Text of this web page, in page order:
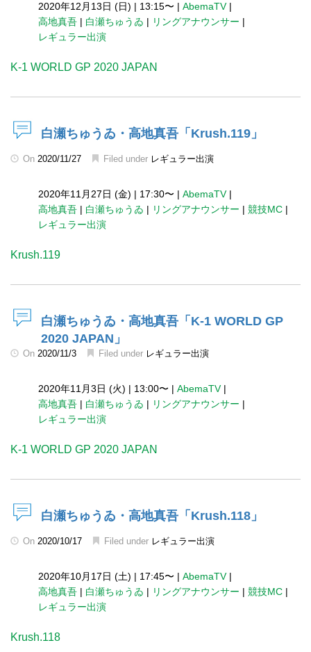
2020年12月13日 (日) | 13:15〜 | AbemaTV|
高地真吾 | 白瀬ちゅうゐ | リングアナウンサー |
レギュラー出演
K-1 WORLD GP 2020 JAPAN
白瀬ちゅうゐ・高地真吾「Krush.119」
On 2020/11/27 Filed under レギュラー出演
2020年11月27日 (金) | 17:30〜 | AbemaTV|
高地真吾 | 白瀬ちゅうゐ | リングアナウンサー | 競技MC |
レギュラー出演
Krush.119
白瀬ちゅうゐ・高地真吾「K-1 WORLD GP
2020 JAPAN」
On 2020/11/3 Filed under レギュラー出演
2020年11月3日 (火) | 13:00〜 | AbemaTV|
高地真吾 | 白瀬ちゅうゐ | リングアナウンサー |
レギュラー出演
K-1 WORLD GP 2020 JAPAN
白瀬ちゅうゐ・高地真吾「Krush.118」
On 2020/10/17 Filed under レギュラー出演
2020年10月17日 (土) | 17:45〜 | AbemaTV|
高地真吾 | 白瀬ちゅうゐ | リングアナウンサー | 競技MC |
レギュラー出演
Krush.118